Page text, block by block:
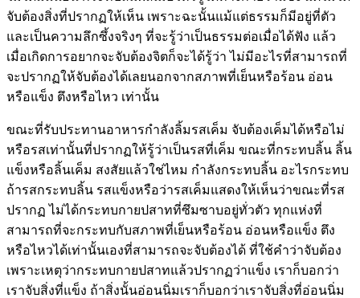
จับต้องสิ่งที่ปรากฏให้เห็น เพราะฉะนั้นแม้แต่ธรรมก็มีอยู่ที่ตัว
และเป็นความลึกซึ้งจริงๆ ที่จะรู้ว่าเป็นธรรมต่อเมื่อได้ฟัง แล้ว
เมื่อเกิดการอยากจะจับต้องจิตก็จะได้รู้ว่า ไม่มีอะไรที่สามารถที่
จะปรากฏให้จับต้องได้เลยนอกจากสภาพที่เย็นหรือร้อน อ่อน
หรือแข็ง ตึงหรือไหว เท่านั้น
ขณะที่รับประทานอาหารกำลังลิ้มรสเค็ม จับต้องเค็มได้หรือไม่
หรือรสเท่านั้นที่ปรากฏให้รู้ว่าเป็นรสที่เค็ม ขณะที่กระทบลิ้น ลิ้น
แข็งหรือลิ้นเค็ม สงสัยแล้วใช่ไหม กำลังกระทบลิ้น อะไรกระทบ
ถ้ารสกระทบลิ้น รสแข็งหรือว่ารสเค็มแสดงให้เห็นว่าขณะที่รส
ปรากฏ ไม่ได้กระทบกายปสาทที่ซึมซาบอยู่ทั่วตัว ทุกแห่งที่
สามารถที่จะกระทบกับสภาพที่เย็นหรือร้อน อ่อนหรือแข็ง ตึง
หรือไหวได้เท่านั้นเองที่สามารถจะจับต้องได้ ที่ใช้คำว่าจับต้อง
เพราะเหตุว่ากระทบกายปสาทแล้วปรากฏว่าแข็ง เราก็บอกว่า
เราจับสิ่งที่แข็ง ถ้าสิ่งนั้นอ่อนนิ่มเราก็บอกว่าเราจับสิ่งที่อ่อนนิ่ม